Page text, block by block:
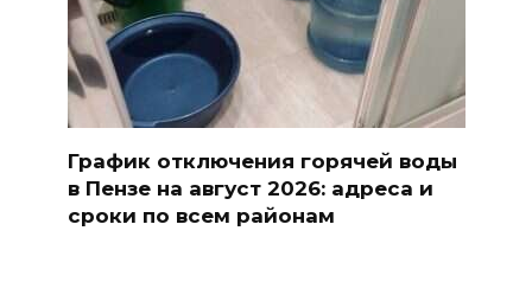
График отключения горячей воды
в Пензе на август 2026: адреса и
сроки по всем районам